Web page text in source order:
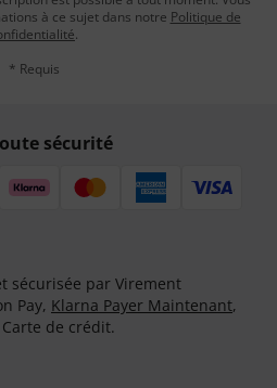
à ce sujet dans notre Politique de
.
* Requis
sécurité
sécurisée par Virement
Pay, Klarna Payer Maintenant,
de crédit.